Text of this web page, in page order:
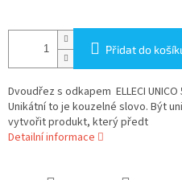
Přidat do
Dvoudřez s odkapem ELLECI UNICO
Unikátní to je kouzelné slovo. Být
vytvořit produkt, který předt
Detailní informace